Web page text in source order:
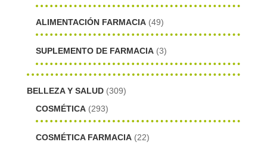
ALIMENTACIÓN FARMACIA (49)
SUPLEMENTO DE FARMACIA (3)
BELLEZA Y SALUD (309)
COSMÉTICA (293)
COSMÉTICA FARMACIA (22)